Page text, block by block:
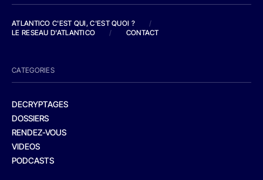
ATLANTICO C'EST QUI, C'EST QUOI ?
/
LE RESEAU D'ATLANTICO
/ CONTACT
CATEGORIES
DECRYPTAGES
DOSSIERS
RENDEZ-VOUS
VIDEOS
PODCASTS